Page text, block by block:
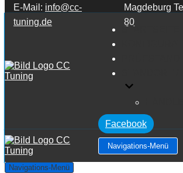
Zum Inhalt springen
E-Mail: info@cc-
tuning.de
Magdeburg
80
STARTSEITE
Facebook
Navigations-Menü
Navigations-Menü
Mercedes Benz C Klasse